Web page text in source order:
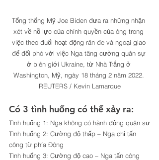
Tổng thống Mỹ Joe Biden đưa ra những nhận
xét về nỗ lực của chính quyền của ông trong
việc theo đuổi hoạt động răn đe và ngoại giao
để đối phó với việc Nga tăng cường quân sự
ở biên giới Ukraine, từ Nhà Trắng ở
Washington, Mỹ, ngày 18 tháng 2 năm 2022.
REUTERS / Kevin Lamarque
Có 3 tình huống có thể xảy ra:
Tình huống 1: Nga không có hành động quân sự
Tình huống 2: Cường độ thấp – Nga chỉ tấn
công từ phía Đông
Tình huống 3: Cường độ cao – Nga tấn công